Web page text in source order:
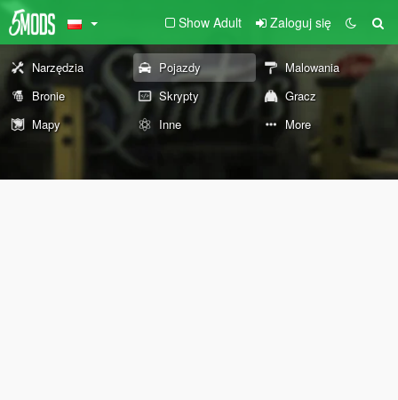
Show Adult Zaloguj się
Narzędzia Pojazdy
Malowania
Bronie
Skrypty
Gracz
Mapy
Inne More